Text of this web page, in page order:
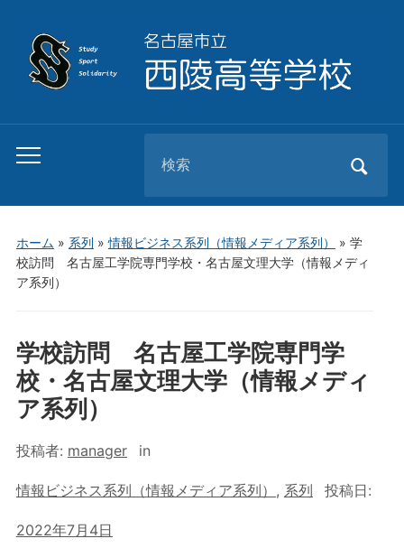
Toggle
menu
for:
ホーム » 系列 »情報ビジネス系列（情報メディア系列） » 学
校訪問 名古屋工学院専門学校・名古屋文理大学（情報メディ
ア系列）
学校訪問 名古屋工学院専門学
校・名古屋文理大学（情報メディ
ア系列）
投稿者: manager in
情報ビジネス系列（情報メディア系列） , 系列 投稿日:
2022年7月4日